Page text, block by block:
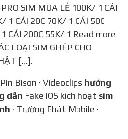
SIM MUA LẺ 100K/ 1 CÁI
1 CÁI 20C 70K/ 1 CÁI 50C
CÁI 200C 55K/ 1 Read more
LOẠI SIM GHÉP CHO
[…].
Bison · Videoclips hướng
dẫn Fake iOS kích hoạt sim
· Trường Phát Mobile ·